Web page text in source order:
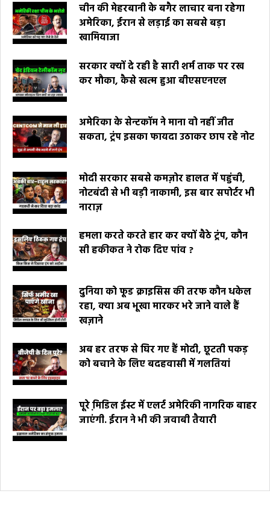
चीन की मेहरबानी के बगैर लाचार बना रहेगा
अमेरिका, ईरान से लड़ाई का सबसे बड़ा
खामियाजा
सरकार क्यों दे रही है सारी शर्म ताक पर रख
कर मौका, कैसे खत्म हुआ बीएसएनएल
अमेरिका के सेन्टकॉम ने माना वो नहीं जीत
सकता, ट्रंप इसका फायदा उठाकर छाप रहे नोट
मोदी सरकार सबसे कमज़ोर हालत में पहुंची,
नोटबंदी से भी बड़ी नाकामी, इस बार सपोर्टर भी
नाराज़
हमला करते करते हार कर क्यों बैठे ट्रंप, कौन
सी हकीकत ने रोक दिए पांव ?
दुनिया को फूड क्राइसिस की तरफ कौन धकेल
रहा, क्या अब भूखा मारकर भरे जाने वाले हैं
खज़ाने
अब हर तरफ से घिर गए हैं मोदी, छूटती पकड़
को बचाने के लिए बदहवासी में गलतियां
पूरे मि़डिल ईस्ट में एलर्ट अमेरिकी नागरिक बाहर
जाएंगी. ईरान ने भी की जवाबी तैयारी